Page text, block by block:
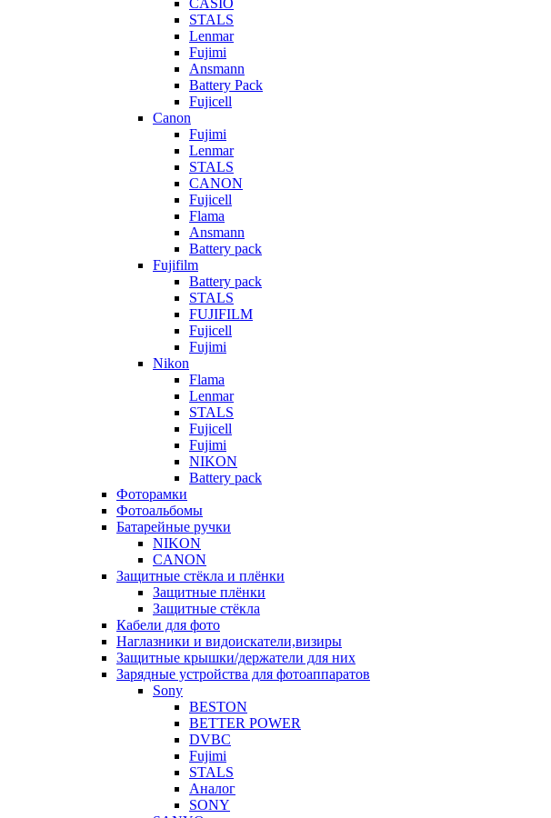
CASIO
STALS
Lenmar
Fujimi
Ansmann
Battery Pack
Fujicell
Canon
Fujimi
Lenmar
STALS
CANON
Fujicell
Flama
Ansmann
Battery pack
Fujifilm
Battery pack
STALS
FUJIFILM
Fujicell
Fujimi
Nikon
Flama
Lenmar
STALS
Fujicell
Fujimi
NIKON
Battery pack
Фоторамки
Фотоальбомы
Батарейные ручки
NIKON
CANON
Защитные стёкла и плёнки
Защитные плёнки
Защитные стёкла
Кабели для фото
Наглазники и видоискатели,визиры
Защитные крышки/держатели для них
Зарядные устройства для фотоаппаратов
Sony
BESTON
BETTER POWER
DVBC
Fujimi
STALS
Аналог
SONY